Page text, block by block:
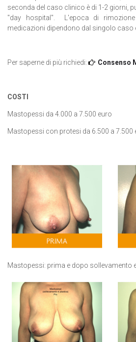
seconda del caso clinico è di 1-2 giorni,
"day hospital". L'epoca di
medicazioni dipendono dal singolo caso
Per saperne di più richiedi: Consenso
COSTI
Mastopessi da 4.000 a 7.500 euro
Mastopessi con protesi da 6.500 a 7.500
Mastopessi: prima e dopo sollevamento